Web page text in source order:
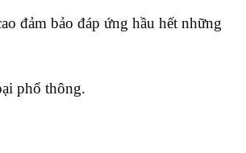
đảm bảo đáp ứng hầu hết những
phổ thông.